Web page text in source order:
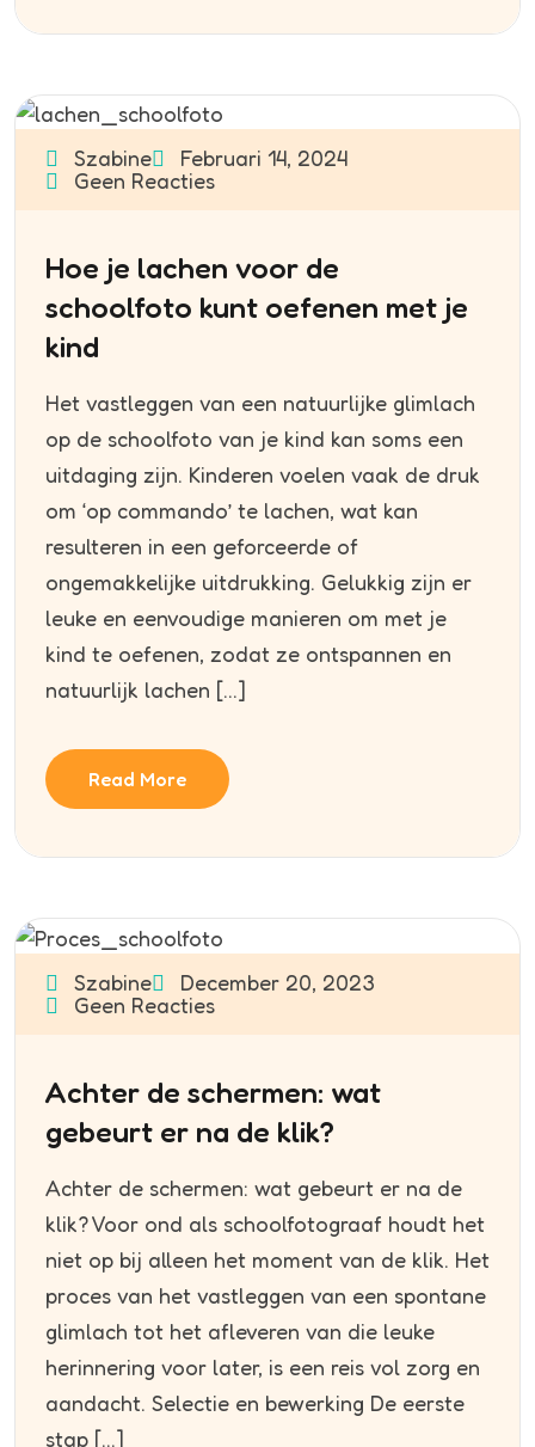
Szabine
Februari 14, 2024
Geen Reacties
Hoe je lachen voor de
schoolfoto kunt oefenen met je
kind
Het vastleggen van een natuurlijke glimlach
op de schoolfoto van je kind kan soms een
uitdaging zijn. Kinderen voelen vaak de druk
om ‘op commando’ te lachen, wat kan
resulteren in een geforceerde of
ongemakkelijke uitdrukking. Gelukkig zijn er
leuke en eenvoudige manieren om met je
kind te oefenen, zodat ze ontspannen en
natuurlijk lachen […]
Read More
Szabine
December 20, 2023
Geen Reacties
Achter de schermen: wat
gebeurt er na de klik?
Achter de schermen: wat gebeurt er na de
klik? Voor ond als schoolfotograaf houdt het
niet op bij alleen het moment van de klik. Het
proces van het vastleggen van een spontane
glimlach tot het afleveren van die leuke
herinnering voor later, is een reis vol zorg en
aandacht. Selectie en bewerking De eerste
stap […]